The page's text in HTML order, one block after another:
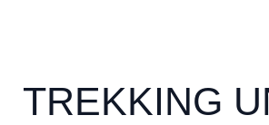
TREKKING